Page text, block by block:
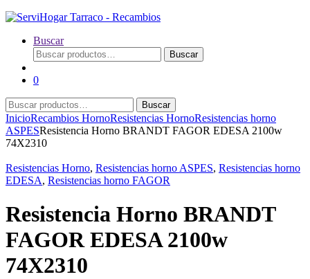
Buscar
Buscar
por:
Buscar
0
Buscar
por:
Buscar
InicioRecambios HornoResistencias HornoResistencias horno
ASPESResistencia Horno BRANDT FAGOR EDESA 2100w
74X2310
Resistencias Horno, Resistencias horno ASPES, Resistencias horno
EDESA, Resistencias horno FAGOR
Resistencia Horno BRANDT
FAGOR EDESA 2100w
74X2310